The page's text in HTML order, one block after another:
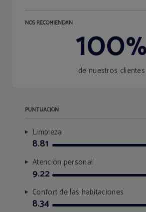
NOS RECOMIENDAN 100%
de nuestros clientes
PUNTUACIÓN
Limpieza
8.81
Atención personal
9.22
Confort de las habitaciones
8.34